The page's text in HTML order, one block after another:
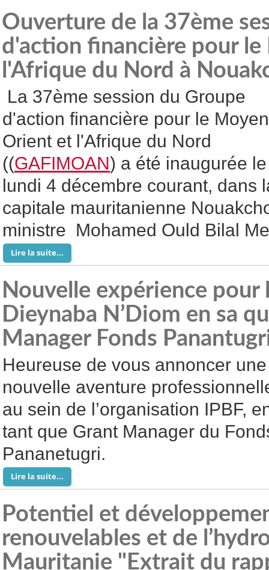
Ouverture de la 37ème
d'action financière pour
l'Afrique du Nord à
La 37ème session du Groupe
d'action financière pour le
Orient et l'Afrique du Nord
((GAFIMOAN) a été inaugurée le
lundi 4 décembre courant, dans
capitale mauritanienne
ministre Mohamed Ould Bilal
Lire la suite...
Nouvelle expérience pour
Dieynaba N’Diom en sa
Manager Fonds
Heureuse de vous annoncer une
nouvelle aventure
au sein de l’organisation IPBF,
tant que Grant Manager du
Pananetugri.
Lire la suite...
Potentiel et
renouvelables et de
Mauritanie "Extrait du